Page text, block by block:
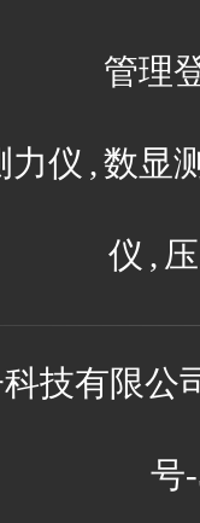
管理
力仪 , 数显
仪 ,
技有限公
号